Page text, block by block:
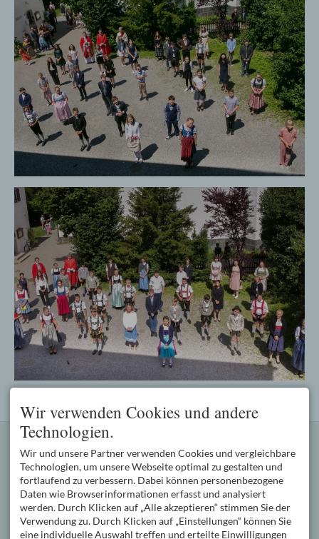
KONTAKT
Kath. Pfarramt Oberstdorf
Oststraße 2
87561 Oberstdorf
DEUTSCHLAND
Tel.+49 8322 977 550
Fax +49 8322 977 55 99
pg.oberstdorf@bistum-
augsburg.de
Die Pfarreiengemeinschaft
Oberstdorf mit den Pfarreien
Oberstdorf (3600
Katholiken), Schöllang (800
Katholiken) und Tiefenbach
(400 Katholiken) wird von
Pfarrer Wolfgang Schnabel
geleitet.
Wir verwenden Cookies und andere
Technologien.
Wir und unsere Partner verwenden Cookies und vergleichbare
Technologien, um unsere Webseite optimal zu gestalten und
fortlaufend zu verbessern. Dabei können personenbezogene
Daten wie Browserinformationen erfasst und analysiert
werden. Durch Klicken auf „Alle akzeptieren“ stimmen Sie der
Verwendung zu. Durch Klicken auf „Einstellungen“ können Sie
eine individuelle Auswahl treffen und erteilte Einwilligungen